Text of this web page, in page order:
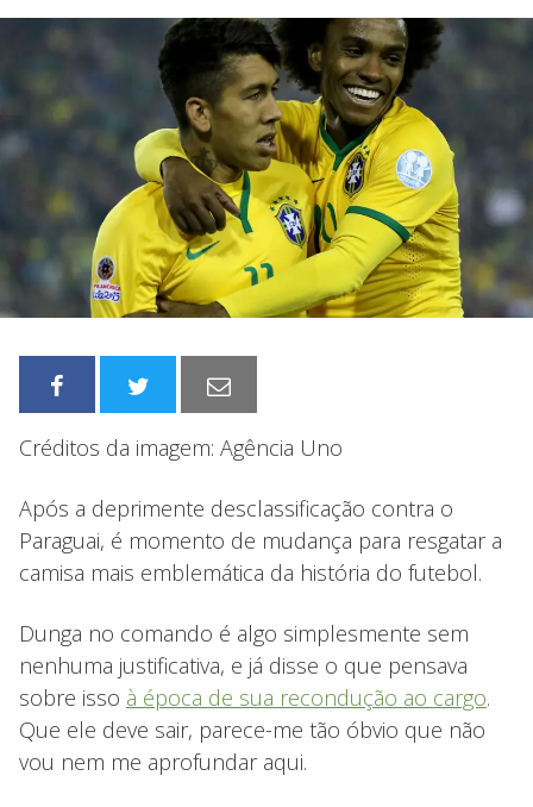
Créditos da imagem: Agência Uno
Após a deprimente desclassificação contra o
Paraguai, é momento de mudança para resgatar a
camisa mais emblemática da história do futebol.
Dunga no comando é algo simplesmente sem
nenhuma justificativa, e já disse o que pensava
sobre isso à época de sua recondução ao cargo.
Que ele deve sair, parece-me tão óbvio que não
vou nem me aprofundar aqui.